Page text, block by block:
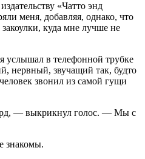
«Чатто энд
меня, добавляя, однако, что
куда мне лучше не
услышал в телефонной трубке
нервный, звучащий так, будто
звонил из самой гущи
— выкрикнул голос. — Мы с
знакомы.